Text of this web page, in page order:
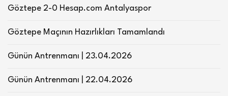
Göztepe 2-0 Hesap.com Antalyaspor
Göztepe Maçının Hazırlıkları Tamamlandı
Günün Antrenmanı | 23.04.2026
Günün Antrenmanı | 22.04.2026